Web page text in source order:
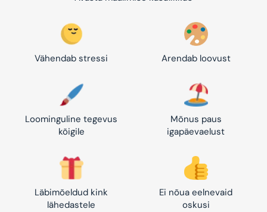
Vähendab stressi Arendab loovust
Loominguline tegevus
kõigile
Mõnus paus
igapäevaelust
Läbimõeldud kink
lähedastele
Ei nõua eelnevaid
oskusi